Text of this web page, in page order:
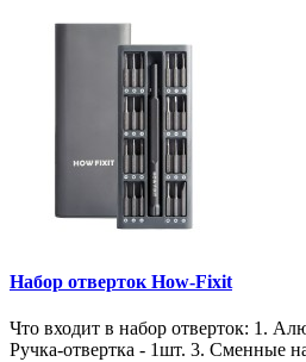
Набор отверток How-Fixit
Что входит в набор отверток: 1.
Ручка-отвертка - 1шт. 3. Сменные